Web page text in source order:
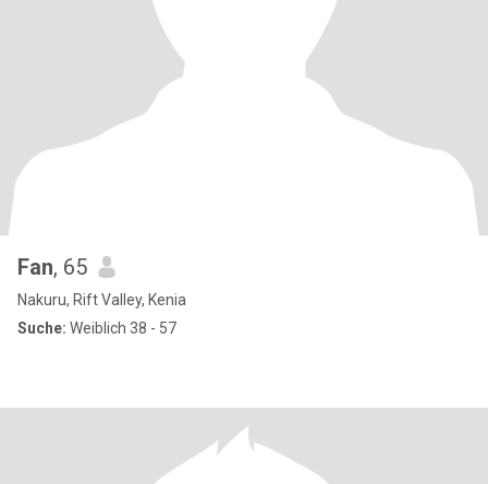
Fan, 65
Nakuru, Rift Valley, Kenia
Suche: Weiblich 38 - 57